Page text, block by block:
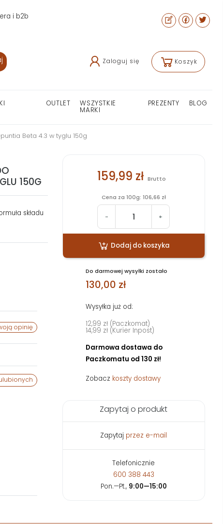
i b2b
Zaloguj się Koszyk
OUTLET WSZYSTKIE
MARKI
PREZENTY BLOG
Beta 4.3 w tyglu 150g
150G
składu
opinię
159,99 zł Brutto
Cena za 100g: 106,66 zł
- +
Dodaj do koszyka
Do darmowej wysyłki zostało
130,00 zł
Wysyłka już od:
12,99 zł (Paczkomat)
14,99 zł (Kurier Inpost)
Darmowa dostawa do
Paczkomatu od 130 zł!
Zobacz koszty dostawy
Zapytaj o produkt
Zapytaj przez e-mail
Telefonicznie
600 388 443
Pon.—Pt., 9:00—15:00